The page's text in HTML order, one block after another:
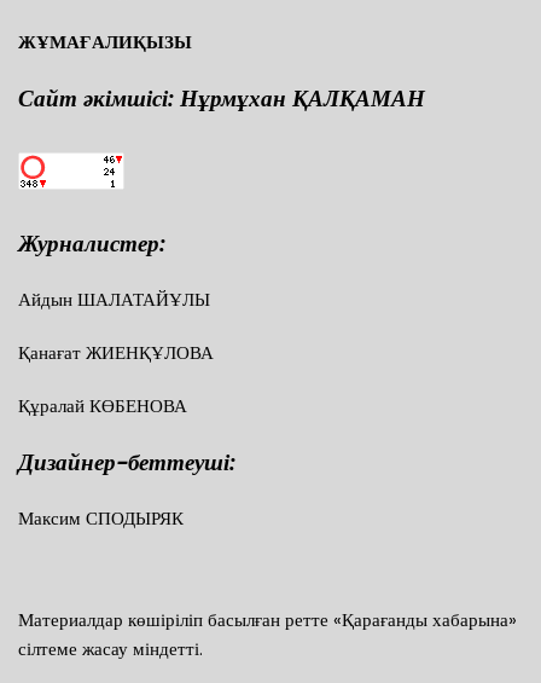
ЖҰМАҒАЛИҚЫЗЫ
Сайт әкімшісі: Нұрмұхан ҚАЛҚАМАН
Журналистер:
Айдын ШАЛАТАЙҰЛЫ
Қанағат ЖИЕНҚҰЛОВА
Құралай КӨБЕНОВА
Дизайнер-беттеуші:
Максим СПОДЫРЯК
Материалдар көшіріліп басылған ретте «Қарағанды хабарына»
сілтеме жасау міндетті.